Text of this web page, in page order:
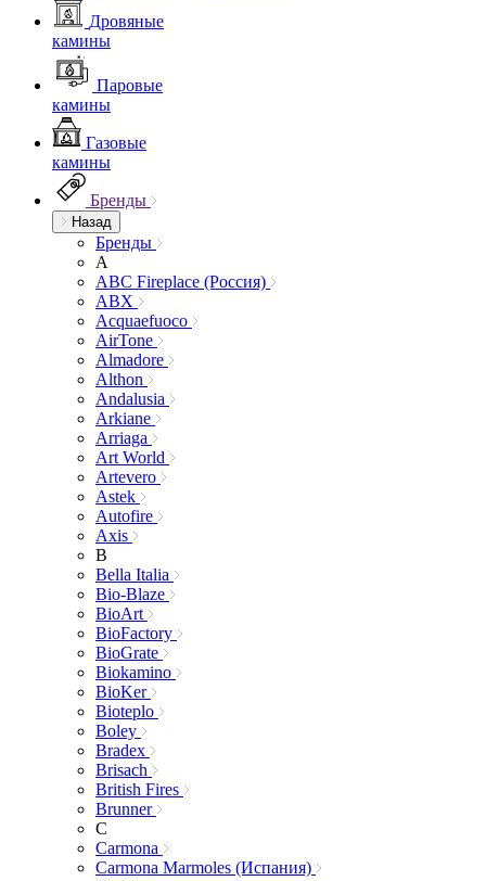
Дровяные
камины
Паровые
камины
Газовые
камины
Бренды
Назад
Бренды
A
ABC Fireplace (Россия)
ABX
Acquaefuoco
AirTone
Almadore
Althon
Andalusia
Arkiane
Arriaga
Art World
Artevero
Astek
Autofire
Axis
B
Bella Italia
Bio-Blaze
BioArt
BioFactory
BioGrate
Biokamino
BioKer
Bioteplo
Boley
Bradex
Brisach
British Fires
Brunner
C
Carmona
Carmona Marmoles (Испания)